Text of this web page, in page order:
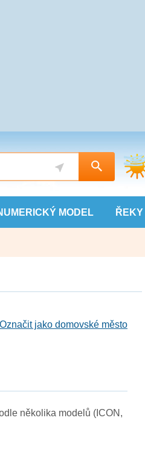
MODEL ŘEKY
Označit jako domovské město
několika modelů (ICON,